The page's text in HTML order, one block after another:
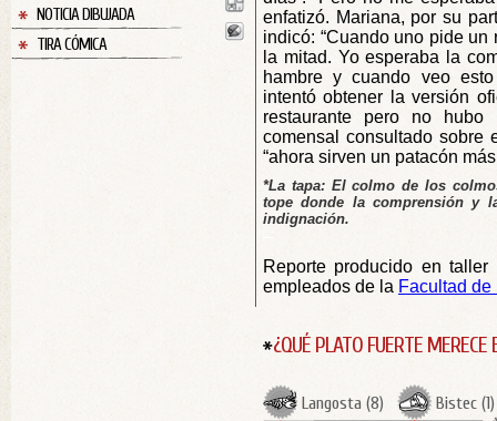
NOTICIA DIBUJADA
TIRA CÓMICA
enfatizó. Mariana, por su
indicó: “Cuando uno pide
la mitad. Yo esperaba la
hambre y cuando veo
intentó obtener la versión
restaurante pero no hubo
comensal consultado sobre
“ahora sirven un patacón
*La tapa: El colmo de los
tope donde la comprensión y
indignación.
Reporte producido en
empleados de la Facultad
¿QUÉ PLATO FUERTE MERECE
Langosta (8) Bistec (1)